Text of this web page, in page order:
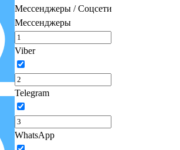
Мессенджеры / Соцсети
Мессенджеры
Viber
Telegram
WhatsApp